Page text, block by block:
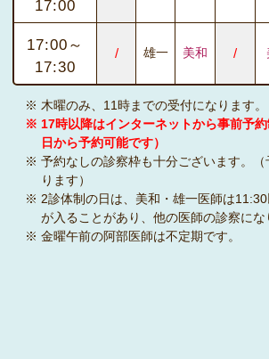
17:00
17:00～
17:30
/ 雄一 美和 /
※ 木曜のみ、11時までの受付になります。
※ 17時以降はインターネットから事前予
日から予約可能です）
※ 予約なしの診察枠も十分ございます。（
ります）
※ 2診体制の日は、美和・雄一医師は
が入ることがあり、他の医師の診察にな
※ 金曜午前の阿部医師は不定期です。